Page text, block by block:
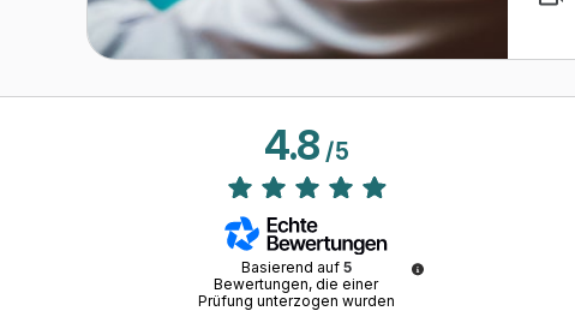
4.8/5
Basierend auf 5
Bewertungen, die einer
Prüfung unterzogen wurden